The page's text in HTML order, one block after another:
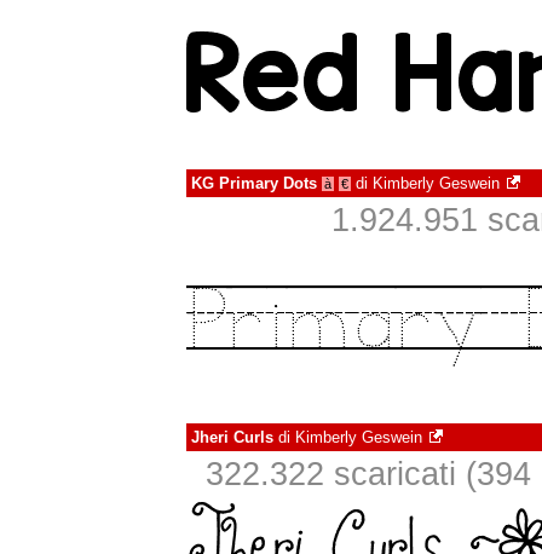
KG Primary Dots à € di Kimberly Geswein
1.924.951
Jheri Curls di Kimberly Geswein
322.322 scaricati (394